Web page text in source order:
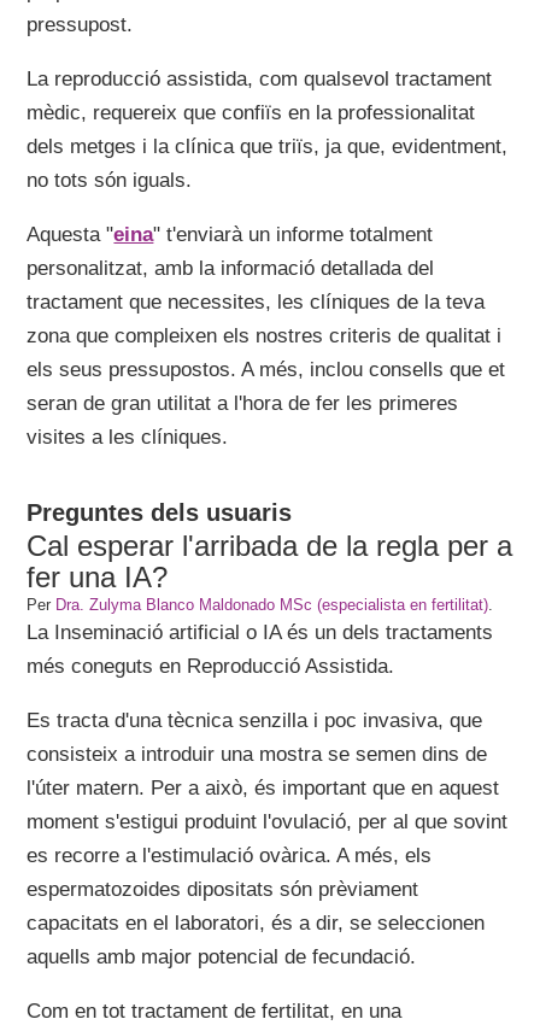
pressupost.
La reproducció assistida, com qualsevol tractament
mèdic, requereix que confiïs en la professionalitat
dels metges i la clínica que triïs, ja que, evidentment,
no tots són iguals.
Aquesta "eina" t'enviarà un informe totalment
personalitzat, amb la informació detallada del
tractament que necessites, les clíniques de la teva
zona que compleixen els nostres criteris de qualitat i
els seus pressupostos. A més, inclou consells que et
seran de gran utilitat a l'hora de fer les primeres
visites a les clíniques.
Preguntes dels usuaris
Cal esperar l'arribada de la regla per a
fer una IA?
Per Dra. Zulyma Blanco Maldonado MSc (especialista en fertilitat).
La Inseminació artificial o IA és un dels tractaments
més coneguts en Reproducció Assistida.
Es tracta d'una tècnica senzilla i poc invasiva, que
consisteix a introduir una mostra se semen dins de
l'úter matern. Per a això, és important que en aquest
moment s'estigui produint l'ovulació, per al que sovint
es recorre a l'estimulació ovàrica. A més, els
espermatozoides dipositats són prèviament
capacitats en el laboratori, és a dir, se seleccionen
aquells amb major potencial de fecundació.
Com en tot tractament de fertilitat, en una